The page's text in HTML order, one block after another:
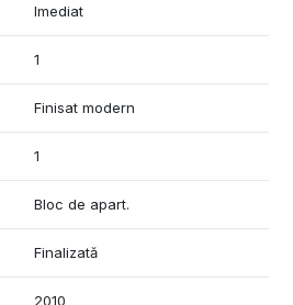
Imediat
1
Finisat modern
1
Bloc de apart.
Finalizată
2010